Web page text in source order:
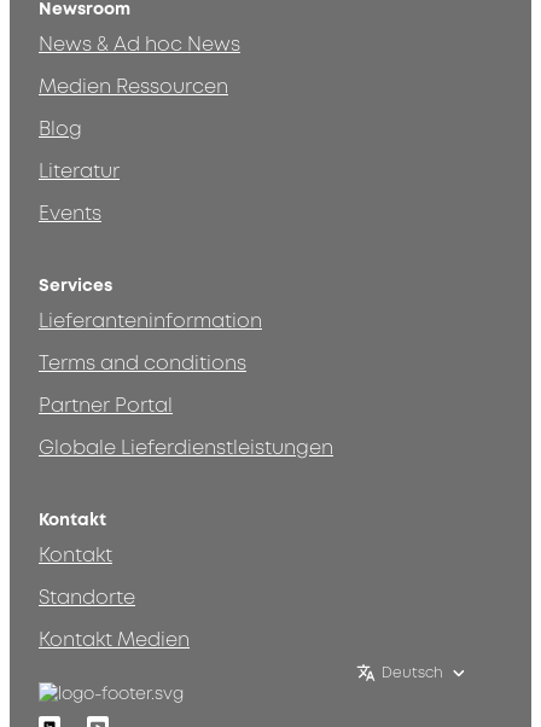
Newsroom
News & Ad hoc News
Medien Ressourcen
Blog
Literatur
Events
Services
Lieferanteninformation
Terms and conditions
Partner Portal
Globale Lieferdienstleistungen
Kontakt
Kontakt
Standorte
Kontakt Medien
Deutsch